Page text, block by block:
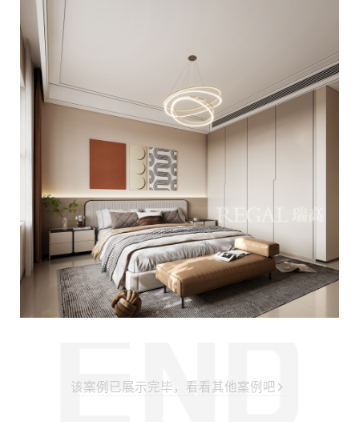
该案例已展示完毕，看看其他案例吧